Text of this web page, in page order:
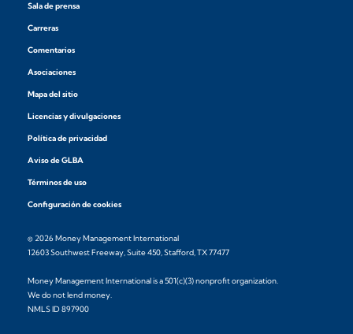
Sala de prensa
Carreras
Comentarios
Asociaciones
Mapa del sitio
Licencias y divulgaciones
Política de privacidad
Aviso de GLBA
Términos de uso
Configuración de cookies
© 2026 Money Management International
12603 Southwest Freeway, Suite 450, Stafford, TX 77477
Money Management International is a 501(c)(3) nonprofit organization.
We do not lend money.
NMLS ID 897900